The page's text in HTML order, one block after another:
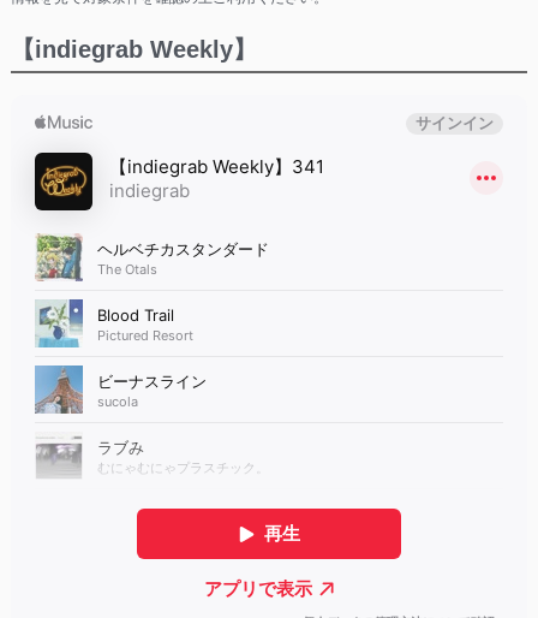
【indiegrab Weekly】